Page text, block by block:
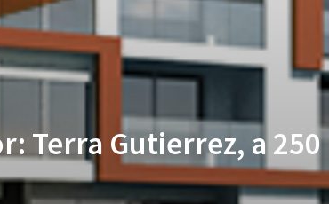
Terra Gutierrez, a